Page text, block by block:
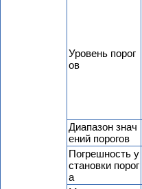
Уровень порог
ов
Диапазон знач
ений порогов
Погрешность у
становки порог
а